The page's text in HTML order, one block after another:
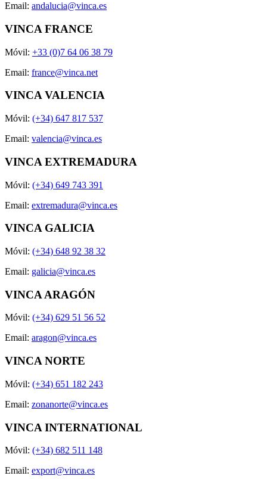
Email: andalucia@vinca.es
VINCA FRANCE
Móvil: +33 (0)7 64 06 38 79
Email: france@vinca.net
VINCA VALENCIA
Móvil: (+34) 647 817 537
Email: valencia@vinca.es
VINCA EXTREMADURA
Móvil: (+34) 649 743 391
Email: extremadura@vinca.es
VINCA GALICIA
Móvil: (+34) 648 92 38 32
Email: galicia@vinca.es
VINCA ARAGÓN
Móvil: (+34) 629 51 56 52
Email: aragon@vinca.es
VINCA NORTE
Móvil: (+34) 651 182 243
Email: zonanorte@vinca.es
VINCA INTERNATIONAL
Móvil: (+34) 682 511 148
Email: export@vinca.es